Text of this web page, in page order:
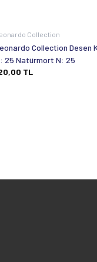
Collection
Collection Desen
25 Natürmort N: 25
TL